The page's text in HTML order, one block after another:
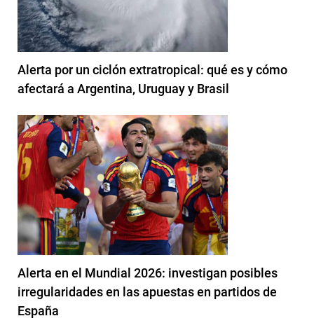
Alerta por un ciclón extratropical: qué es y cómo
afectará a Argentina, Uruguay y Brasil
Alerta en el Mundial 2026: investigan posibles
irregularidades en las apuestas en partidos de
España